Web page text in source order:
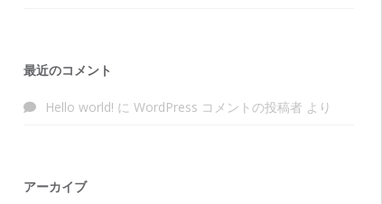
最近のコメント
Hello world! に WordPress コメントの投稿者 より
アーカイブ